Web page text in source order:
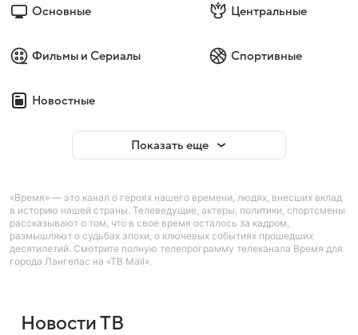
Основные Центральные
Фильмы и Сериалы Спортивные
Новостные
Показать еще
«Время» — это канал о героях нашего времени, людях, внесших вклад
в историю нашей страны. Телеведущие, актеры, политики, спортсмены
рассказывают о том, что в свое время осталось за кадром,
размышляют о судьбах эпохи, о ключевых событиях прошедших
десятилетий. Смотрите полную телепрограмму телеканала Время для
города Лангепас на «ТВ Mail».
Новости ТВ